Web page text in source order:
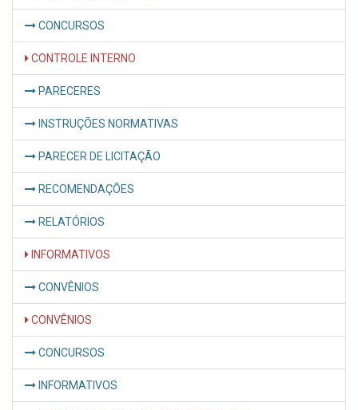
CONCURSOS
CONTROLE INTERNO
PARECERES
INSTRUÇÕES NORMATIVAS
PARECER DE LICITAÇÃO
RECOMENDAÇÕES
RELATÓRIOS
INFORMATIVOS
CONVÊNIOS
CONVÊNIOS
CONCURSOS
INFORMATIVOS